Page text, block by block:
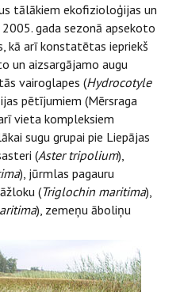
tālākiem ekofizioloģijas un
gada sezonā apsekoto
kā arī konstatētas iepriekš
un aizsargājamo augu
vairoglapes (Hydrocotyle
pētījumiem (Mērsraga
vieta kompleksiem
sugu grupai pie Liepājas
(Aster tripolium),
), jūrmlas pagauru
(Triglochin maritima),
), zemeņu āboliņu